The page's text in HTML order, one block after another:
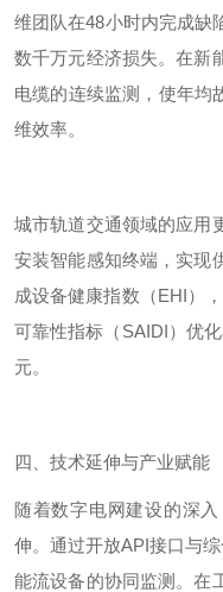
维团队在48小时内完成缺
数千万元经济损失。在新
电缆的连续监测，使年均
维效率。
城市轨道交通领域的应用
安装智能感知终端，实现
成设备健康指数（EHI）
可靠性指标（ SAIDI）优化
元。
四、技术延伸与产业赋能
随着数字电网建设的深
伸。通过开放API接口与
能流设备的协同监测。在